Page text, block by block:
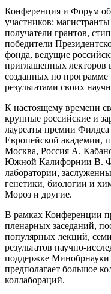
Конференция и Форум
участников:
получатели грантов,
победители
фонда, ведущие
приглашенных лекторов
созданных по программе
результатами своих
К настоящему времени
крупные российские и
лауреаты премии
Европейской
Москва, Россия А.
Южной Калифорнии В.
лаборатории,
генетики, биологии и
Мороз и другие.
В рамках Конференции
пленарных заседаний,
популярных лекций,
результатов научно-
поддержке
предполагает большое
коллабораций.